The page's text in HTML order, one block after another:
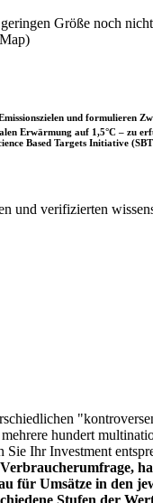
Größe noch
und formulieren
Erwärmung auf 1,5°C – zu
Based Targets Initiative
und verifizierten
hundert
Ihr Investment
für Umsätze in den
Stufen der